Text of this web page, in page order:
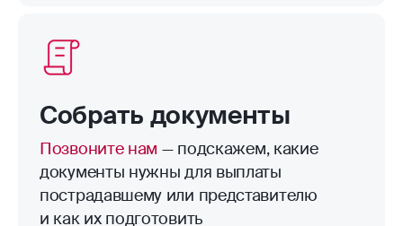
Собрать документы
Позвоните нам — подскажем, какие
документы нужны для выплаты
пострадавшему или представителю
и как их подготовить